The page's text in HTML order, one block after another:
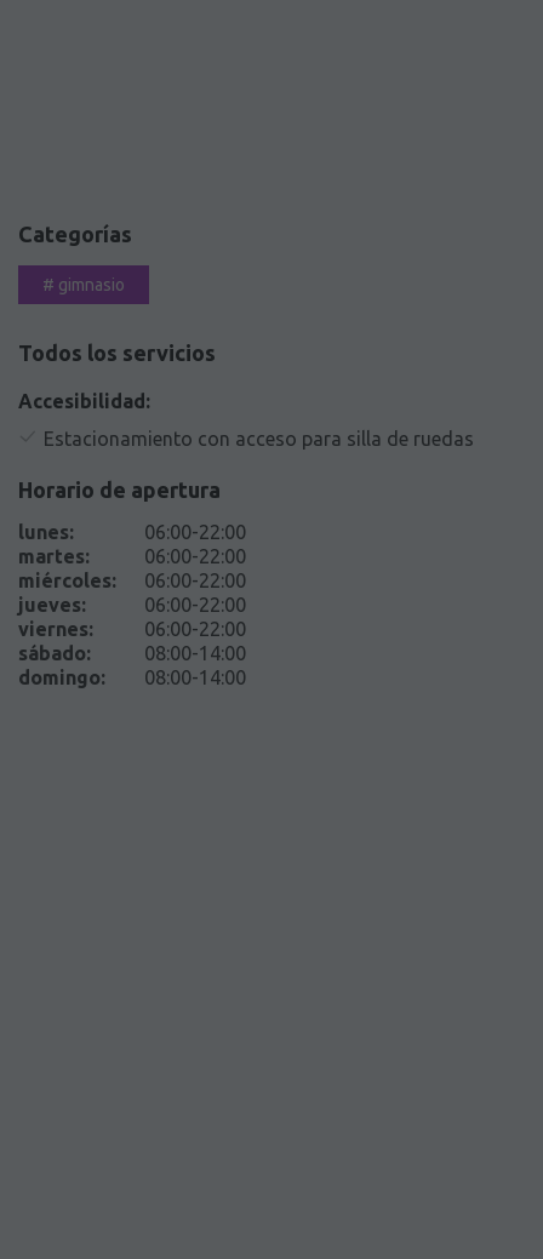
Categorías
# gimnasio
Todos los servicios
Accesibilidad:
Estacionamiento con acceso para silla de ruedas
Horario de apertura
lunes:
06:00-22:00
martes:
06:00-22:00
miércoles:
06:00-22:00
jueves:
06:00-22:00
viernes:
06:00-22:00
sábado:
08:00-14:00
domingo: 08:00-14:00